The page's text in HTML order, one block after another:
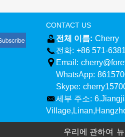
CONTACT US
전체 이름: Cherry
전화: +86 571-
Email:
WhatsApp:
Skype:
세부 주소:
우리에 관하여